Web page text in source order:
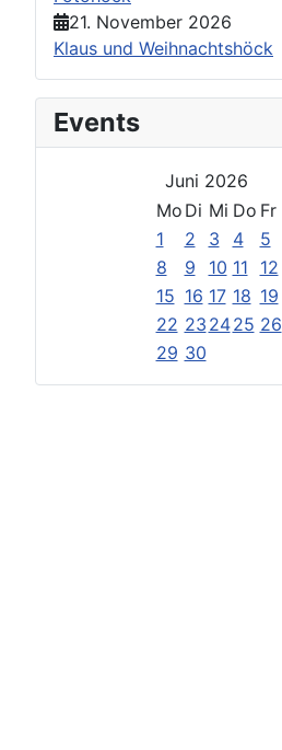
21. November 2026
Klaus und Weihnachtshöck
Events
Juni 2026
Mo Di Mi Do Fr
1
2 3 4 5
8
9 10 11 12
15 16 17 18 19
22 23 2425 26
29 30